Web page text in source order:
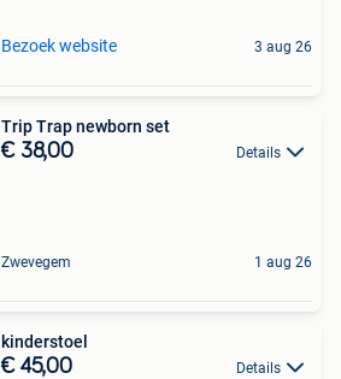
Bezoek website 3 aug 26
Trip Trap newborn set
€ 38,00 Details
Zwevegem 1 aug 26
kinderstoel
€ 45,00 Details